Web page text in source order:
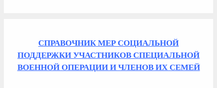
СПРАВОЧНИК МЕР СОЦИАЛЬНОЙ
ПОДДЕРЖКИ УЧАСТНИКОВ СПЕЦИАЛЬНОЙ
ВОЕННОЙ ОПЕРАЦИИ И ЧЛЕНОВ ИХ СЕМЕЙ